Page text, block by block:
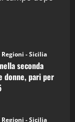
- Sicilia
seconda
donne, pari per
- Sicilia